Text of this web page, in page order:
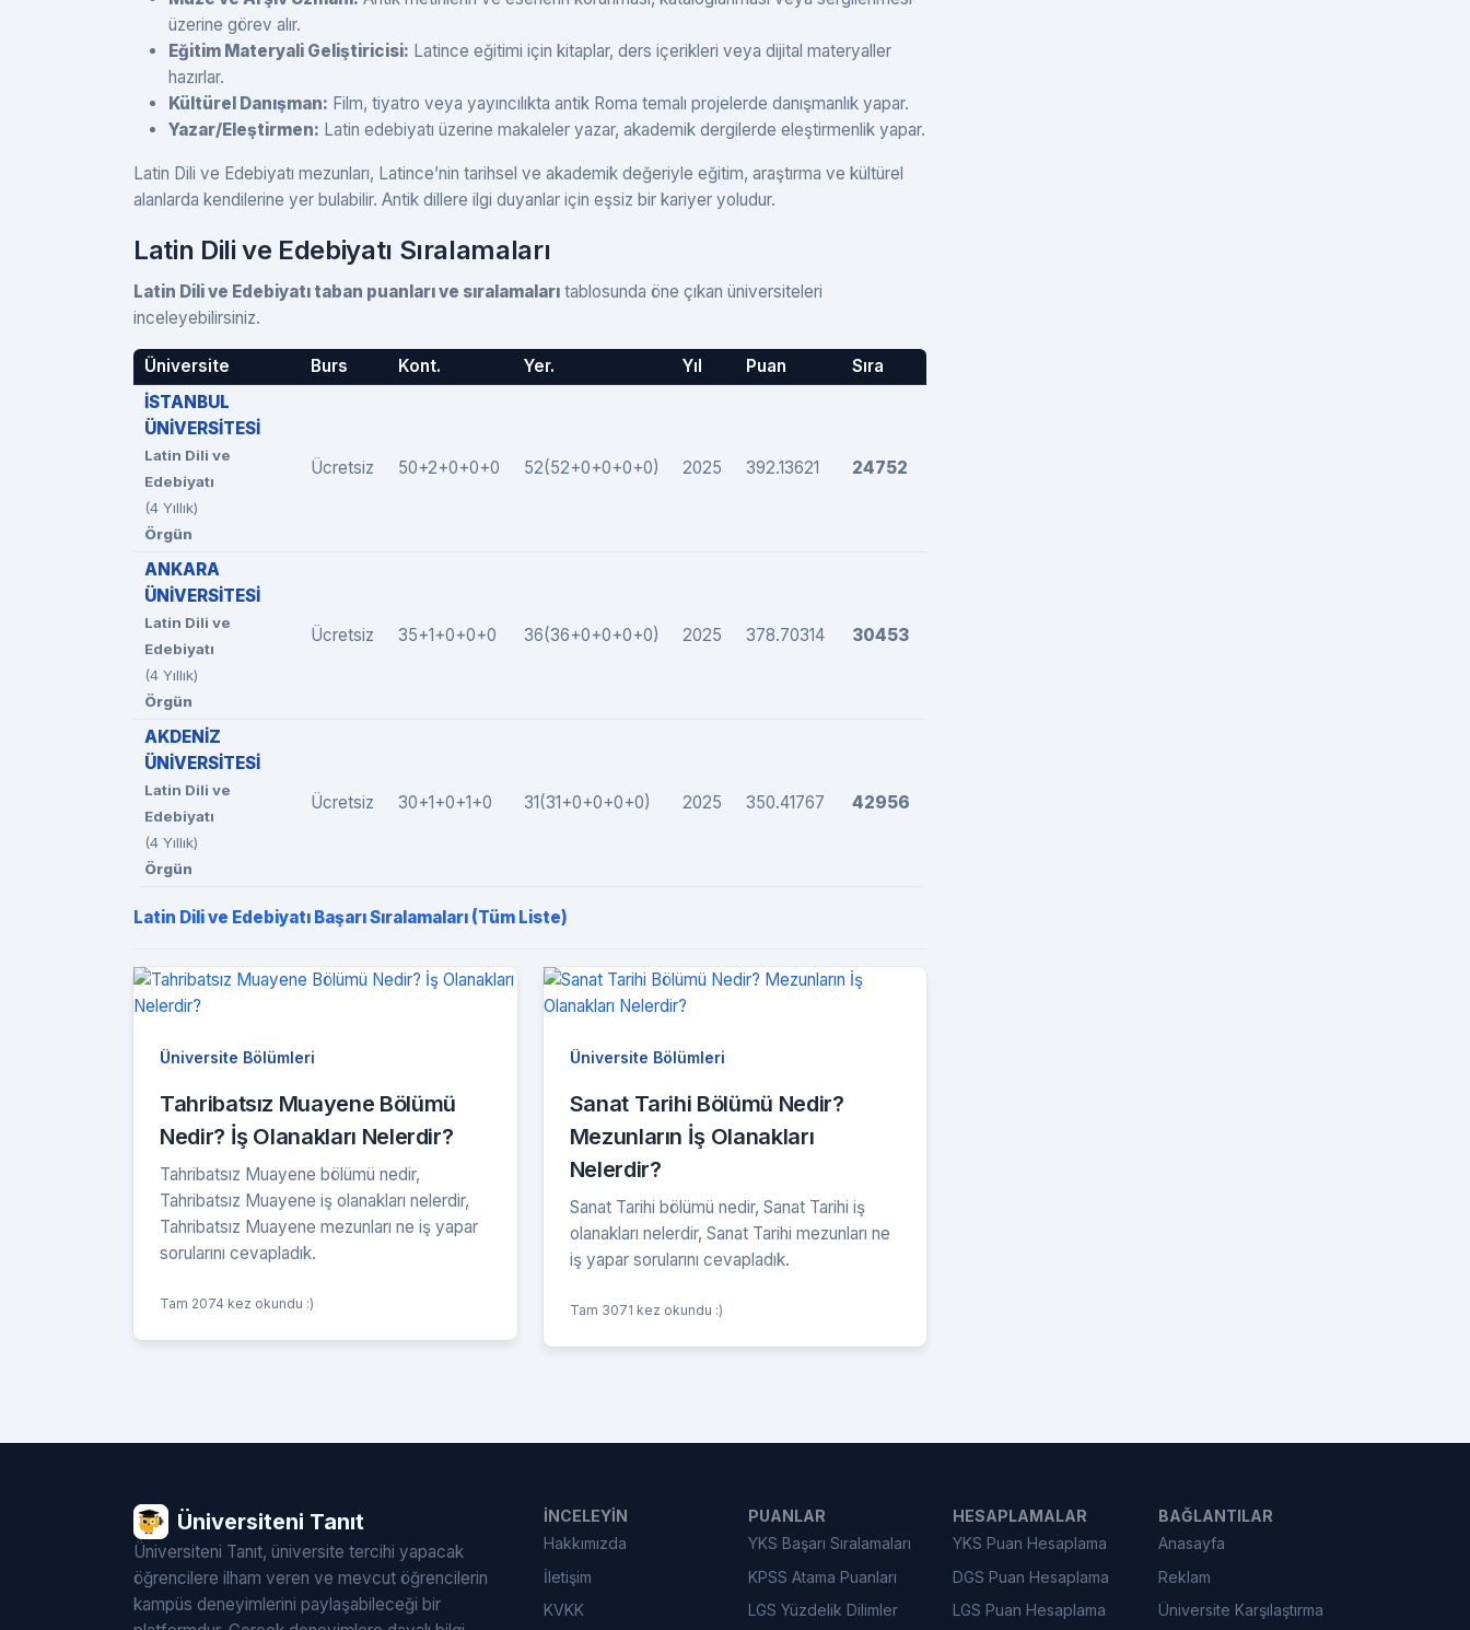
üzerine görev alır.
Eğitim Materyali Geliştiricisi: Latince eğitimi için kitaplar, ders içerikleri veya dijital materyaller
hazırlar.
Kültürel Danışman: Film, tiyatro veya yayıncılıkta antik Roma temalı projelerde danışmanlık yapar.
Yazar/Eleştirmen: Latin edebiyatı üzerine makaleler yazar, akademik dergilerde eleştirmenlik yapar.
Latin Dili ve Edebiyatı mezunları, Latince’nin tarihsel ve akademik değeriyle eğitim, araştırma ve kültürel
alanlarda kendilerine yer bulabilir. Antik dillere ilgi duyanlar için eşsiz bir kariyer yoludur.
Latin Dili ve Edebiyatı Sıralamaları
Latin Dili ve Edebiyatı taban puanları ve sıralamaları tablosunda öne çıkan üniversiteleri
inceleyebilirsiniz.
Üniversite Burs Kont. Yer. Yıl Puan
Sıra
İSTANBUL
ÜNİVERSİTESİ
Latin Dili ve
Edebiyatı
(4 Yıllık)
Örgün
Ücretsiz 50+2+0+0+0 52(52+0+0+0+0) 2025 392.13621 24752
ANKARA
ÜNİVERSİTESİ
Latin Dili ve
Edebiyatı
(4 Yıllık)
Örgün
Ücretsiz 35+1+0+0+0 36(36+0+0+0+0) 2025 378.70314 30453
AKDENİZ
ÜNİVERSİTESİ
Latin Dili ve
Edebiyatı
(4 Yıllık)
Örgün
Ücretsiz 30+1+0+1+0 31(31+0+0+0+0) 2025 350.41767 42956
Latin Dili ve Edebiyatı Başarı Sıralamaları (Tüm Liste)
Üniversite Bölümleri
Tahribatsız Muayene Bölümü
Nedir? İş Olanakları Nelerdir?
Tahribatsız Muayene bölümü nedir,
Tahribatsız Muayene iş olanakları nelerdir,
Tahribatsız Muayene mezunları ne iş yapar
sorularını cevapladık.
Tam 2074 kez okundu :)
Üniversite Bölümleri
Sanat Tarihi Bölümü Nedir?
Mezunların İş Olanakları
Nelerdir?
Sanat Tarihi bölümü nedir, Sanat Tarihi iş
olanakları nelerdir, Sanat Tarihi mezunları ne
iş yapar sorularını cevapladık.
Tam 3071 kez okundu :)
Üniversiteni Tanıt
Üniversiteni Tanıt, üniversite tercihi yapacak
öğrencilere ilham veren ve mevcut öğrencilerin
kampüs deneyimlerini paylaşabileceği bir
İNCELEYIN
Hakkımızda
İletişim
KVKK
PUANLAR
YKS Başarı Sıralamaları
KPSS Atama Puanları
LGS Yüzdelik Dilimler
HESAPLAMALAR
YKS Puan Hesaplama
DGS Puan Hesaplama
LGS Puan Hesaplama
BAĞLANTILAR
Anasayfa
Reklam
Üniversite Karşılaştırma